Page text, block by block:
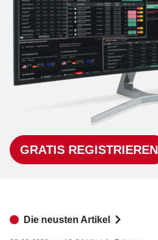
GRATIS REGISTRIEREN
Die neusten Artikel